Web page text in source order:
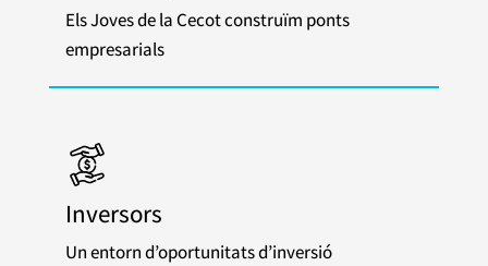
Els Joves de la Cecot construïm ponts
empresarials
Inversors
Un entorn d’oportunitats d’inversió